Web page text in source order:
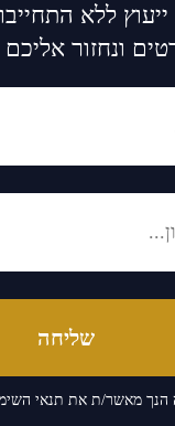
ללא
ונחזור
הנך מאשר/ת את תנאי